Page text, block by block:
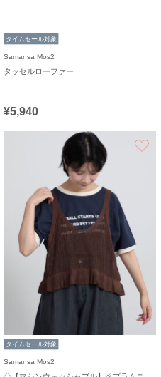
タイムセール対象
Samansa Mos2
タッセルローファー
¥5,940
タイムセール対象
Samansa Mos2